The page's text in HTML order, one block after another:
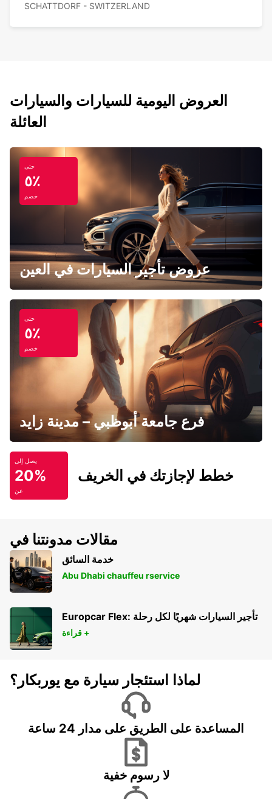
SCHATTDORF - SWITZERLAND
العروض اليومية للسيارات والسيارات
العائلة
حتى
٥٪
خصم
عروض تأجير السيارات في العين
حتى
٥٪
خصم
فرع جامعة أبوظبي – مدينة زايد
يصل إلى
20%
عن
خطط لإجازتك في الخريف
مقالات مدونتنا في
خدمة السائق
Abu Dhabi chauffeu rservice
Europcar Flex: تأجير السيارات شهريًا لكل رحلة
قراءة +
لماذا استئجار سيارة مع يوربكار؟
المساعدة على الطريق على مدار 24 ساعة
لا رسوم خفية